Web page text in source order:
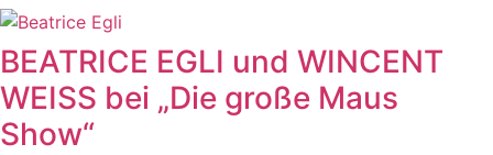
BEATRICE EGLI und WINCENT
WEISS bei „Die große Maus
Show“